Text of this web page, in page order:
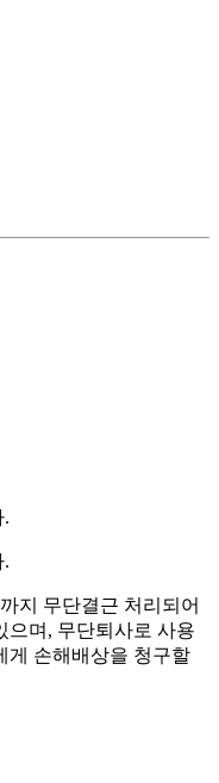
.
.
지 무단결근 처리되어
으며, 무단퇴사로 사용
게 손해배상을 청구할